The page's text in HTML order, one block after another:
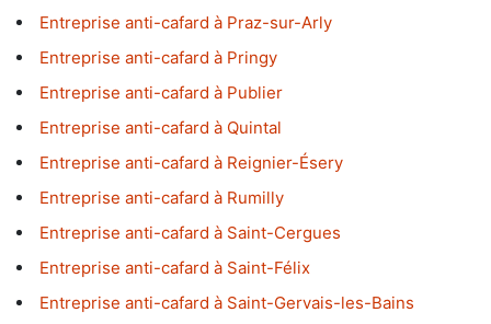
Entreprise anti-cafard à Praz-sur-Arly
Entreprise anti-cafard à Pringy
Entreprise anti-cafard à Publier
Entreprise anti-cafard à Quintal
Entreprise anti-cafard à Reignier-Ésery
Entreprise anti-cafard à Rumilly
Entreprise anti-cafard à Saint-Cergues
Entreprise anti-cafard à Saint-Félix
Entreprise anti-cafard à Saint-Gervais-les-Bains